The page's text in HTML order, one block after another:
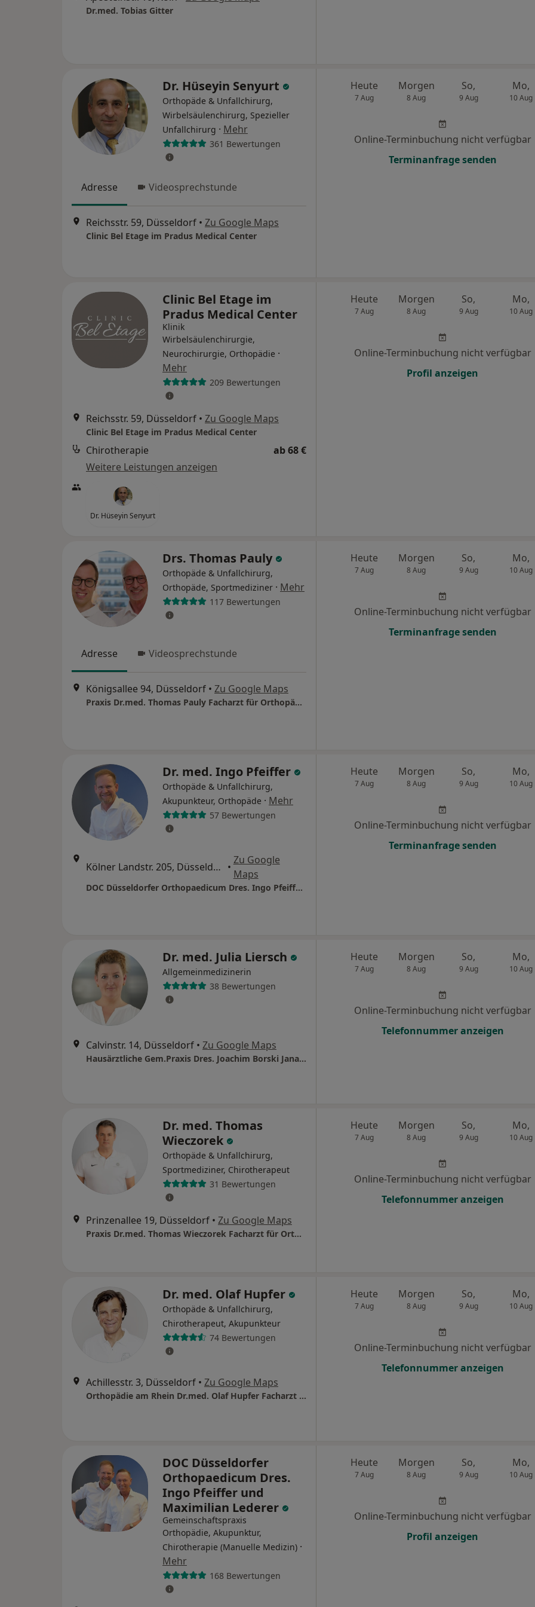
Dr.med. Tobias Gitter
Dr. Hüseyin Senyurt
Orthopäde & Unfallchirurg,
Wirbelsäulenchirurg, Spezieller
Unfallchirurg · Mehr
361 Bewertungen
Adresse Videosprechstunde
Reichsstr. 59, Düsseldorf • Zu Google Maps
Clinic Bel Etage im Pradus Medical Center
Heute
7 Aug
Morgen
8 Aug
So,
9 Aug
Mo,
10 Aug
Online-Terminbuchung nicht verfügbar
Terminanfrage senden
Clinic Bel Etage im
Pradus Medical Center
Klinik
Wirbelsäulenchirurgie,
Neurochirurgie, Orthopädie ·
Mehr
209 Bewertungen
Reichsstr. 59, Düsseldorf • Zu Google Maps
Clinic Bel Etage im Pradus Medical Center
Chirotherapie
ab 68 €
Weitere Leistungen anzeigen
Dr. Hüseyin Senyurt
Heute
7 Aug
Morgen
8 Aug
So,
9 Aug
Mo,
10 Aug
Online-Terminbuchung nicht verfügbar
Profil anzeigen
Drs. Thomas Pauly
Orthopäde & Unfallchirurg,
Orthopäde, Sportmediziner · Mehr
117 Bewertungen
Adresse Videosprechstunde
Königsallee 94, Düsseldorf • Zu Google Maps
Praxis Dr.med. Thomas Pauly Facharzt für Orthopädie
Heute
7 Aug
Morgen
8 Aug
So,
9 Aug
Mo,
10 Aug
Online-Terminbuchung nicht verfügbar
Terminanfrage senden
Dr. med. Ingo Pfeiffer
Orthopäde & Unfallchirurg,
Akupunkteur, Orthopäde · Mehr
57 Bewertungen
Kölner Landstr. 205, Düsseldorf •
Zu Google
Maps
DOC Düsseldorfer Orthopaedicum Dres. Ingo Pfeiffer und Maximilian Lederer
Heute
7 Aug
Morgen
8 Aug
So,
9 Aug
Mo,
10 Aug
Online-Terminbuchung nicht verfügbar
Terminanfrage senden
Dr. med. Julia Liersch
Allgemeinmedizinerin
38 Bewertungen
Calvinstr. 14, Düsseldorf • Zu Google Maps
Hausärztliche Gem.Praxis Dres. Joachim Borski Jana Jancke und Anne Hofer
Heute
7 Aug
Morgen
8 Aug
So,
9 Aug
Mo,
10 Aug
Online-Terminbuchung nicht verfügbar
Telefonnummer anzeigen
Dr. med. Thomas
Wieczorek
Orthopäde & Unfallchirurg,
Sportmediziner, Chirotherapeut
31 Bewertungen
Prinzenallee 19, Düsseldorf • Zu Google Maps
Praxis Dr.med. Thomas Wieczorek Facharzt für Orthopädie und Unfallchirurgie
Heute
7 Aug
Morgen
8 Aug
So,
9 Aug
Mo,
10 Aug
Online-Terminbuchung nicht verfügbar
Telefonnummer anzeigen
Dr. med. Olaf Hupfer
Orthopäde & Unfallchirurg,
Chirotherapeut, Akupunkteur
74 Bewertungen
Achillesstr. 3, Düsseldorf • Zu Google Maps
Orthopädie am Rhein Dr.med. Olaf Hupfer Facharzt für Orthopädie
Heute
7 Aug
Morgen
8 Aug
So,
9 Aug
Mo,
10 Aug
Online-Terminbuchung nicht verfügbar
Telefonnummer anzeigen
DOC Düsseldorfer
Orthopaedicum Dres.
Ingo Pfeiffer und
Maximilian Lederer
Gemeinschaftspraxis
Orthopädie, Akupunktur,
Chirotherapie (Manuelle Medizin) ·
Mehr
168 Bewertungen
Heute
7 Aug
Morgen
8 Aug
So,
9 Aug
Mo,
10 Aug
Online-Terminbuchung nicht verfügbar
Profil anzeigen